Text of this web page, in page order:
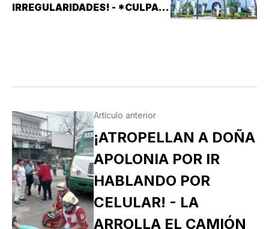
IRREGULARIDADES! - *CULPAN
Artículo anterior
¡ATROPELLAN A DOÑA
APOLONIA POR IR
HABLANDO POR
CELULAR! - LA
ARROLLA EL CAMIÓN